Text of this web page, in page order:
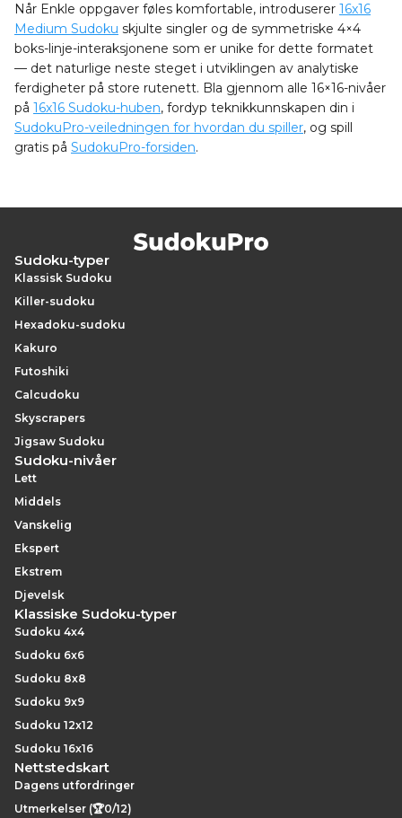
Når Enkle oppgaver føles komfortable, introduserer 16x16
Medium Sudoku skjulte singler og de symmetriske 4×4
boks-linje-interaksjonene som er unike for dette formatet
— det naturlige neste steget i utviklingen av analytiske
ferdigheter på store rutenett. Bla gjennom alle 16×16-nivåer
på 16x16 Sudoku-huben, fordyp teknikkunnskapen din i
SudokuPro-veiledningen for hvordan du spiller, og spill
gratis på SudokuPro-forsiden.
Sudoku-typer
Klassisk Sudoku
Killer-sudoku
Hexadoku-sudoku
Kakuro
Futoshiki
Calcudoku
Skyscrapers
Jigsaw Sudoku
Sudoku-nivåer
Lett
Middels
Vanskelig
Ekspert
Ekstrem
Djevelsk
Klassiske Sudoku-typer
Sudoku 4x4
Sudoku 6x6
Sudoku 8x8
Sudoku 9x9
Sudoku 12x12
Sudoku 16x16
Nettstedskart
Dagens utfordringer
Utmerkelser (🏆0/12)